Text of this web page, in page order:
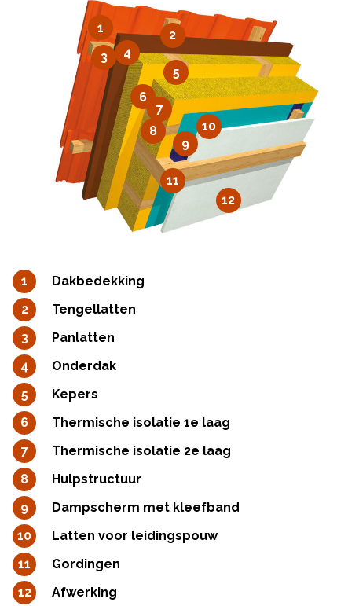
1
2
3
4
5
6
7
8
9
10
11
12
Dakbedekking
Tengellatten
Panlatten
Onderdak
Kepers
Thermische isolatie 1e laag
Thermische isolatie 2e laag
Hulpstructuur
Dampscherm met kleefband
Latten voor leidingspouw
Gordingen
Afwerking